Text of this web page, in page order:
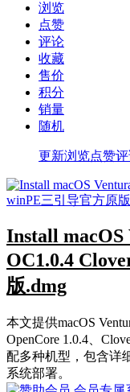
浏览
点赞
评论
收藏
售价
积分
销量
随机
更新浏览点赞
Install macOS
OC1.0.4
版.dmg
本文提供macOS
OpenCore 1.0.4、
配多种机型，包含详
系统部署。